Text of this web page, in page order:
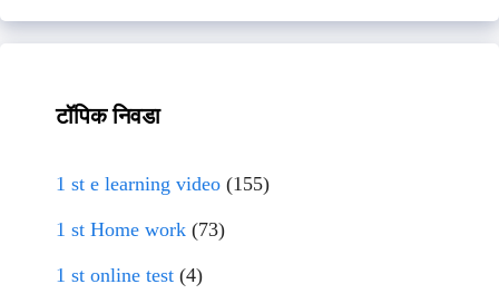
टॉपिक निवडा
1 st e learning video (155)
1 st Home work (73)
1 st online test (4)